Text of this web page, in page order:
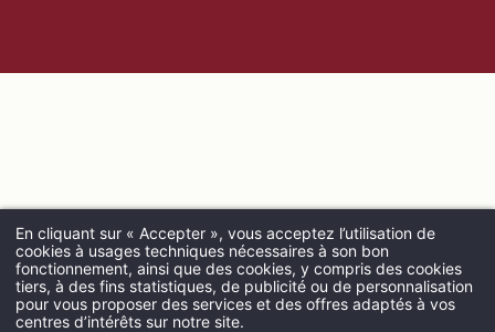
ARRIVÉE
En cliquant sur « Accepter », vous acceptez l’utilisation de
cookies à usages techniques nécessaires à son bon
fonctionnement, ainsi que des cookies, y compris des cookies
tiers, à des fins statistiques, de publicité ou de personnalisation
pour vous proposer des services et des offres adaptés à vos
centres d’intérêts sur notre site.